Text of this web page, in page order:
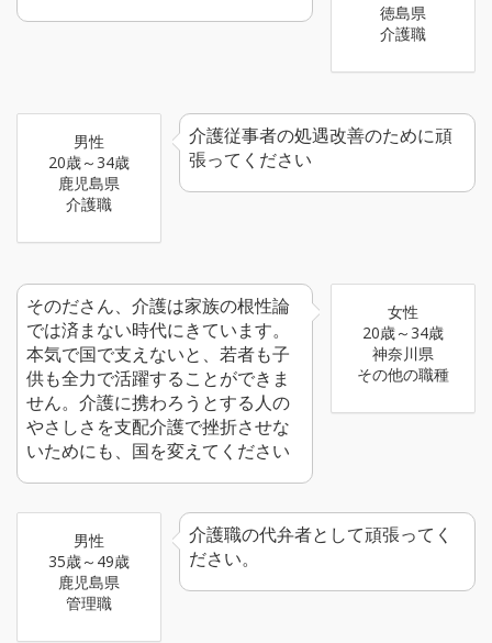
徳島県
介護職
男性
20歳～34歳
鹿児島県
介護職
介護従事者の処遇改善のために頑
張ってください
そのださん、介護は家族の根性論
では済まない時代にきています。
本気で国で支えないと、若者も子
供も全力で活躍することができま
せん。介護に携わろうとする人の
やさしさを支配介護で挫折させな
いためにも、国を変えてください
女性
20歳～34歳
神奈川県
その他の職種
男性
35歳～49歳
鹿児島県
管理職
介護職の代弁者として頑張ってく
ださい。